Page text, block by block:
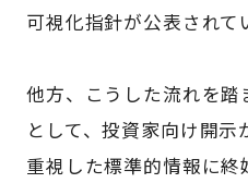
可視化指針が公表されて
他方、こうした流れを
として、投資家向け開
重視した標準的情報に